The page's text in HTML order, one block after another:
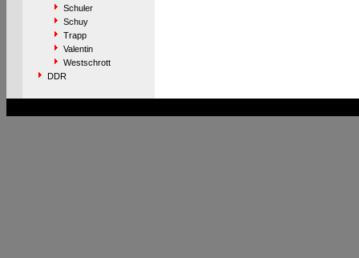
Schuler
Schuy
Trapp
Valentin
Westschrott
DDR